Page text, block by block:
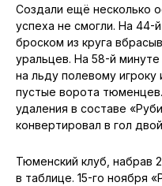
Создали ещё несколько
успеха не смогли. На 44-
броском из круга
уральцев. На 58-й
на льду полевому
пустые ворота
удаления в составе
конвертировал в гол
Тюменский клуб, набрав
в таблице. 15-го ноября